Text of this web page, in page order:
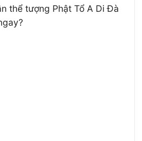
thể tượng Phật Tổ A Di Đà